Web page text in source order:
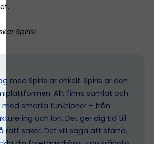
Spiris!
med Spiris är enkelt. Spiris är den
Allt finns samlat och
smarta funktioner – från
och lön. Det ger dig tid till
rätt saker. Det vill säga att starta,